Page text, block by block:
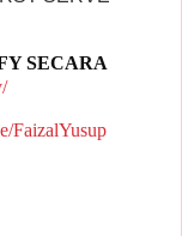
SECARA
FaizalYusup